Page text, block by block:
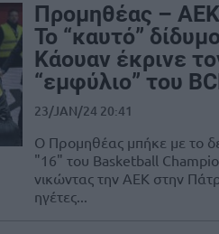
Προμηθέας –
Το “καυτό”
Κάουαν έκρινε
“εμφύλιο” του
23/JAN/24 20:41
Ο Προμηθέας μπήκε με το
"16" του Basketball
νικώντας την ΑΕΚ στην
ηγέτες...